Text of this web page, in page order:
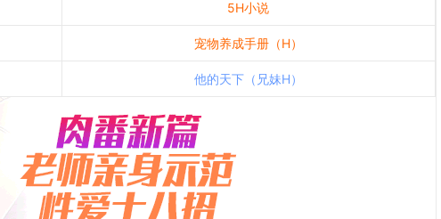
5H小说
宠物养成手册（H）
他的天下（兄妹H）